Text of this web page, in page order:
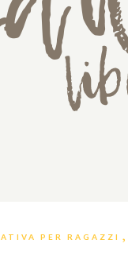
PER RAGAZZI ,